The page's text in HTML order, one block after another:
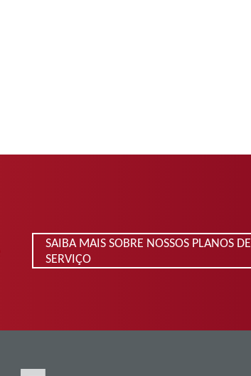
SAIBA MAIS SOBRE NOSSOS PLANOS DE
SERVIÇO